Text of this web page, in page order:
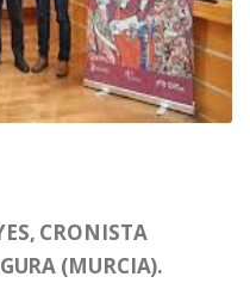
CRONISTA
(MURCIA).